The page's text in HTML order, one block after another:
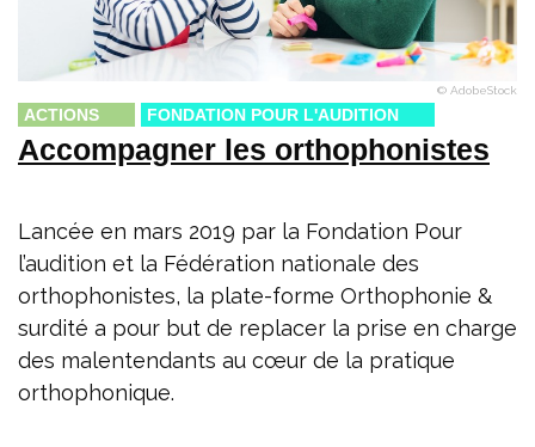
© AdobeStock
ACTIONS FONDATION POUR L'AUDITION
Accompagner les orthophonistes
Lancée en mars 2019 par la Fondation Pour
l’audition et la Fédération nationale des
orthophonistes, la plate-forme Orthophonie &
surdité a pour but de replacer la prise en charge
des malentendants au cœur de la pratique
orthophonique.